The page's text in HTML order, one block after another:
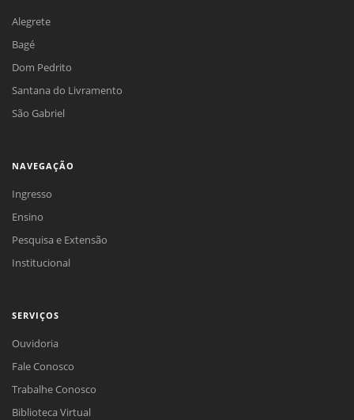
Alegrete
Bagé
Dom Pedrito
Santana do Livramento
São Gabriel
NAVEGAÇÃO
Ingresso
Ensino
Pesquisa e Extensão
Institucional
SERVIÇOS
Ouvidoria
Fale Conosco
Trabalhe Conosco
Biblioteca Virtual